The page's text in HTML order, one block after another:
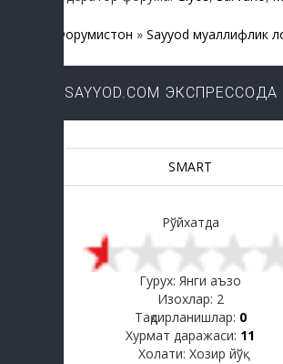
Форумистон » Sayyod муаллифлик
SAYYOD.COM ЭКСПРЕССОДА
SMART
Рўйхатда
Гурух: Янги аъзо
Изохлар: 2
Тақдирланишлар: 0
Хурмат даражаси: 11
Холати: Хозир йўқ